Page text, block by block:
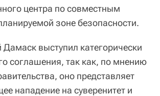
центра по совместным
зоне безопасности.
выступил категорически
соглашения, так как, по мнению
оно представляет
нападение на суверенитет и